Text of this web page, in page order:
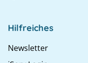
Hilfreiches
Newsletter